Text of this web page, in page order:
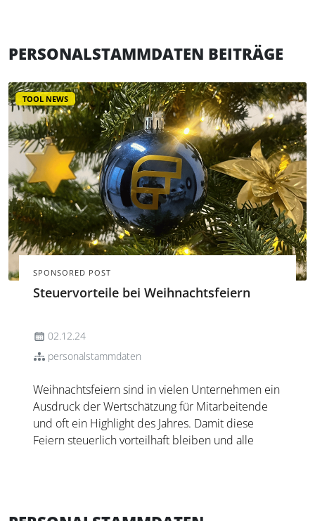
PERSONALSTAMMDATEN BEITRÄGE
TOOL NEWS
SPONSORED POST
Steuervorteile bei Weihnachtsfeiern
02.12.24
personalstammdaten
Weihnachtsfeiern sind in vielen Unternehmen ein
Ausdruck der Wertschätzung für Mitarbeitende
und oft ein Highlight des Jahres. Damit diese
Feiern steuerlich vorteilhaft bleiben und alle